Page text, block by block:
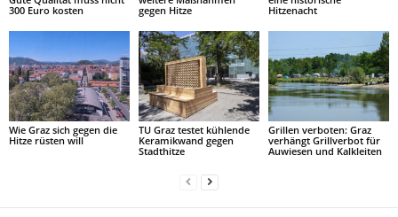
300 Euro kosten
gegen Hitze
Hitzenacht
Wie Graz sich gegen die
Hitze rüsten will
TU Graz testet kühlende
Keramikwand gegen
Stadthitze
Grillen verboten: Graz
verhängt Grillverbot für
Auwiesen und Kalkleiten